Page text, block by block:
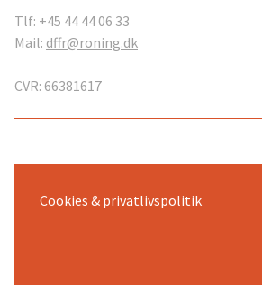
Tlf: +45 44 44 06 33
Mail: dffr@roning.dk
CVR: 66381617
Cookies & privatlivspolitik